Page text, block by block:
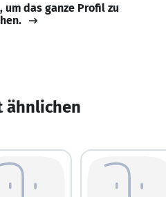
um das ganze Profil zu
ähnlichen